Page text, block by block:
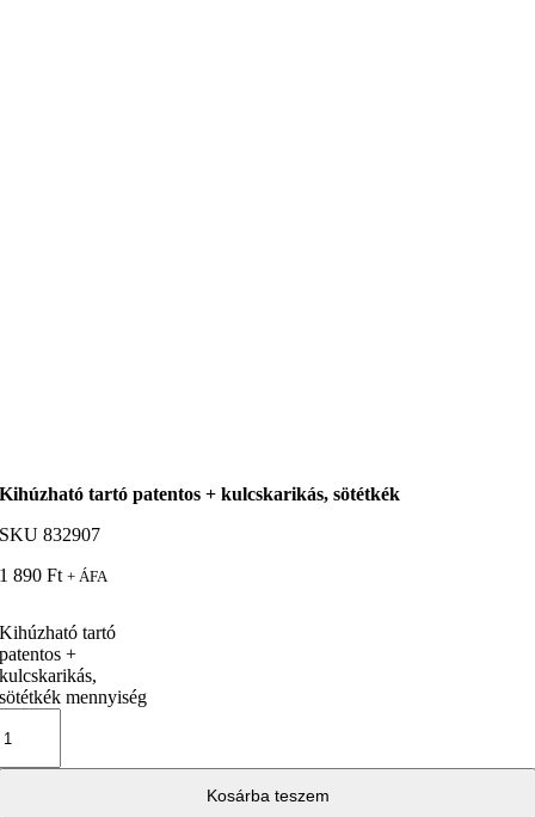
Kihúzható tartó patentos + kulcskarikás, sötétkék
SKU832907
1 890Ft + ÁFA
Kihúzható tartó
patentos +
kulcskarikás,
sötétkék mennyiség
Kosárba teszem